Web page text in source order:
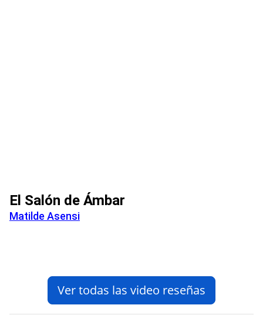
El Salón de Ámbar
Matilde Asensi
Ver todas las video reseñas